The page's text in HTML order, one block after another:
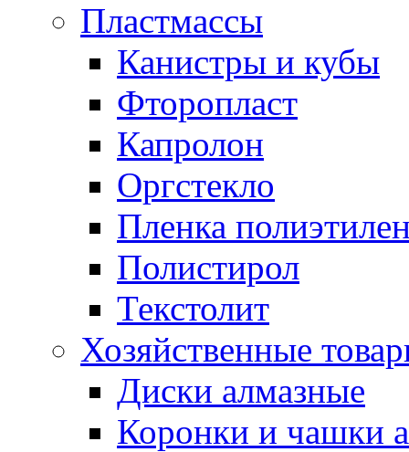
Пластмассы
Канистры и кубы
Фторопласт
Капролон
Оргстекло
Пленка
Полистирол
Текстолит
Хозяйственные
Диски алмазные
Коронки и чашки